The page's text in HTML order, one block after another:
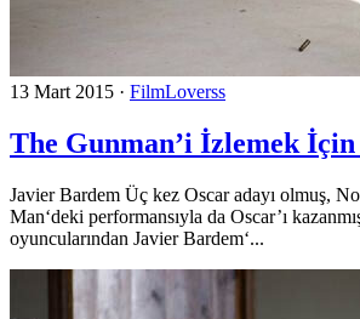
13 Mart 2015 · FilmLoverss
The Gunman’i İzlemek İçin
Javier Bardem Üç kez Oscar adayı olmuş,
Man‘deki performansıyla da Oscar’ı
oyuncularından Javier Bardem‘...